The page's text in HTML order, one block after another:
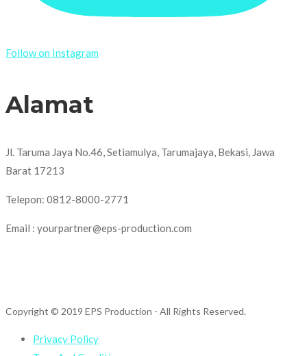
Follow on Instagram
Alamat
Jl. Taruma Jaya No.46, Setiamulya, Tarumajaya, Bekasi, Jawa
Barat 17213
Telepon: 0812-8000-2771
Email : yourpartner@eps-production.com
Copyright © 2019 EPS Production - All Rights Reserved.
Privacy Policy